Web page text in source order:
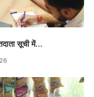
सूची में...